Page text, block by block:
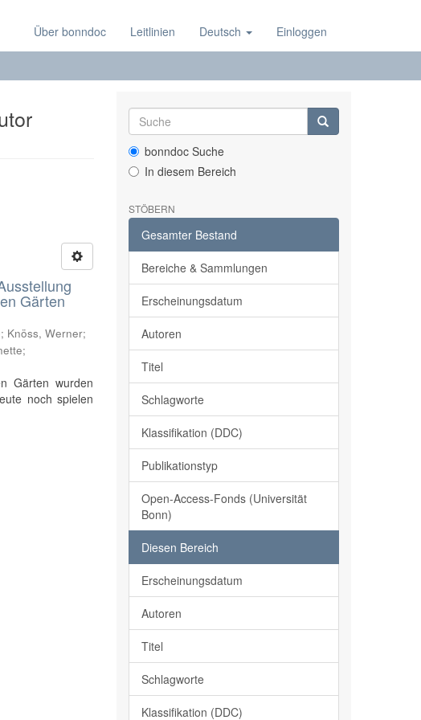
Über bonndoc Leitlinien Deutsch Einloggen
Gärten
; Knöss, Werner;
;
Gärten wurden
noch spielen
bonndoc Suche
In diesem Bereich
STÖBERN
Gesamter Bestand
Bereiche & Sammlungen
Erscheinungsdatum
Autoren
Titel
Schlagworte
Klassifikation (DDC)
Publikationstyp
Open-Access-Fonds (Universität
Bonn)
Diesen Bereich
Erscheinungsdatum
Autoren
Titel
Schlagworte
Klassifikation (DDC)